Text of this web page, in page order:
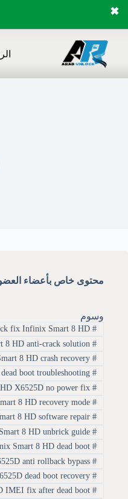
✖
المحتوى
محتوى خاص بأعضاء
وسوم
#
Anti crack fix Infinix Smart 8 HD
#
Infinix Smart 8 HD anti-crack solution
#
Infinix Smart 8 HD crash recovery
#
Infinix Smart 8 HD dead boot troubleshooting
#
Infinix Smart 8 HD flash tool.Infinix Smart 8 HD X6525D no power fix
#
Infinix Smart 8 HD recovery mode
#
Infinix Smart 8 HD software repair
#
Infinix Smart 8 HD unbrick guide
#
Remove Infinix Smart 8 HD dead boot
#
X6525D anti rollback bypass
#
X6525D dead boot recovery
#
X6525D IMEI fix after dead boot